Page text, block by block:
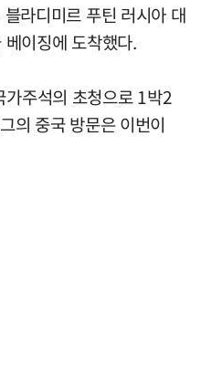
라디미르 푸틴 러시아 대
이징에 도착했다.
주석의 초청으로 1박2
의 중국 방문은 이번이